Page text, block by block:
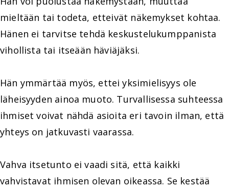
mieltään tai todeta, etteivät näkemykset kohtaa.
Hänen ei tarvitse tehdä keskustelukumppanista
vihollista tai itseään häviäjäksi.
Hän ymmärtää myös, ettei yksimielisyys ole
läheisyyden ainoa muoto. Turvallisessa suhteessa
ihmiset voivat nähdä asioita eri tavoin ilman, että
yhteys on jatkuvasti vaarassa.
Vahva itsetunto ei vaadi sitä, että kaikki
vahvistavat ihmisen olevan oikeassa. Se kestää